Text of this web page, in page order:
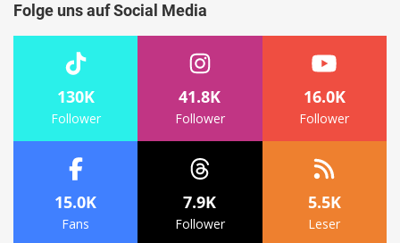
Folge uns auf Social Media
130K
Follower
41.8K
Follower
16.0K
Follower
15.0K
Fans
7.9K
Follower
5.5K
Leser